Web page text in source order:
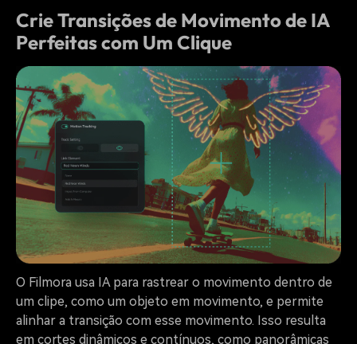
Crie Transições de Movimento de IA
Perfeitas com Um Clique
O Filmora usa IA para rastrear o movimento dentro de
um clipe, como um objeto em movimento, e permite
alinhar a transição com esse movimento. Isso resulta
em cortes dinâmicos e contínuos, como panorâmicas